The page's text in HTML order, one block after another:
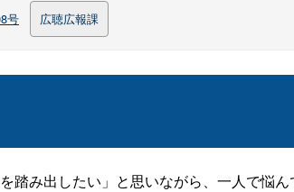
号 広聴広報課
踏み出したい」と思いながら、一人で悩